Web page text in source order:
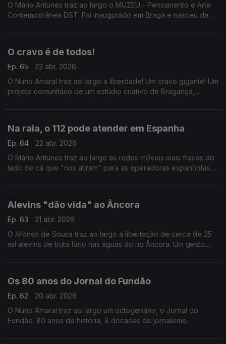
O Mário Antunes traz ao largo o MUZEU - Pensamento e Arte
Contemporânea DST. Foi inaugurado em Braga e nasceu da
O cravo é de todos!
Ep. 65
23 abr. 2026
O Nuno Amaral traz ao largo a liberdade! Um cravo gigante! Um
projeto comunitário de um estúdio criativo de Bragança,
Na raia, o 112 pode atender em Espanha
Ep. 64
22 abr. 2026
O Mário Antunes traz ao largo as redes móveis mais fracas do
lado de cá que "nos atiram" para as operadoras espanholas.
Alevins "dão vida" ao Âncora
Ep. 63
21 abr. 2026
O Afonso de Sousa traz ao largo a libertação de cerca de 25
mil alevins de truta fário nas águas do rio Âncora. Um gesto
Os 80 anos do Jornal do Fundão
Ep. 62
20 abr. 2026
O Nuno Amaral traz ao largo um octogenário, o Jornal do
Fundão. 80 anos de história, 8 décadas de jornalismo.